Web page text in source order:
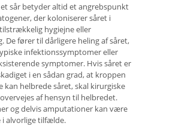
sår betyder altid et angrebspunkt
der koloniserer såret i
hygiejne eller
De fører til dårligere heling af såret,
infektionssymptomer eller
symptomer. Hvis såret er
i en sådan grad, at kroppen
kan helbrede såret, skal kirurgiske
af hensyn til helbredet.
og delvis amputationer kan være
i alvorlige tilfælde.